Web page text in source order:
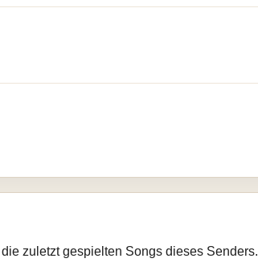
zuletzt gespielten Songs dieses Senders.